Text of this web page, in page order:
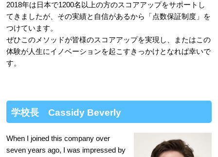
2018年は日本で1200名以上の方のスコアアップをサポートし
てきましたが、その実績と自信があるから「点数保証制度」を
つけています。
ぜひこのメソッドが皆様のスコアアップを実現し、またはこの
体験が人生にイノベーションを起こすきっかけとなれば幸いで
す。
学校長 Cassidy Beverly
When I joined this company over
seven years ago, I was impressed by